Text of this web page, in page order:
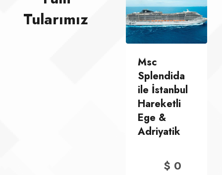
Tularımız
Msc
Splendida
ile İstanbul
Hareketli
Ege &
Adriyatik
$ 0